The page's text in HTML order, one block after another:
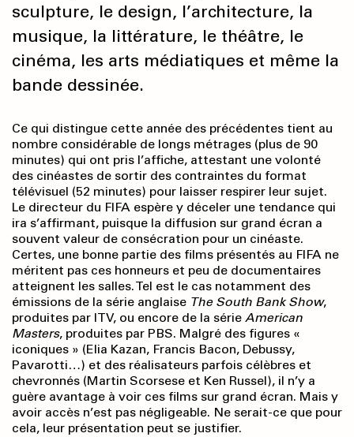
sculpture, le design, l’architecture, la
musique, la littérature, le théâtre, le
cinéma, les arts médiatiques et même la
bande dessinée.
Ce qui distingue cette année des précédentes tient au
nombre considérable de longs métrages (plus de 90
minutes) qui ont pris l’affiche, attestant une volonté
des cinéastes de sortir des contraintes du format
télévisuel (52 minutes) pour laisser respirer leur sujet.
Le directeur du FIFA espère y déceler une tendance qui
ira s’affirmant, puisque la diffusion sur grand écran a
souvent valeur de consécration pour un cinéaste.
Certes, une bonne partie des films présentés au FIFA ne
méritent pas ces honneurs et peu de documentaires
atteignent les salles. Tel est le cas notamment des
émissions de la série anglaise The South Bank Show,
produites par ITV, ou encore de la série American
Masters, produites par PBS. Malgré des figures «
iconiques » (Elia Kazan, Francis Bacon, Debussy,
Pavarotti…) et des réalisateurs parfois célèbres et
chevronnés (Martin Scorsese et Ken Russel), il n’y a
guère avantage à voir ces films sur grand écran. Mais y
avoir accès n’est pas négligeable. Ne serait-ce que pour
cela, leur présentation peut se justifier.